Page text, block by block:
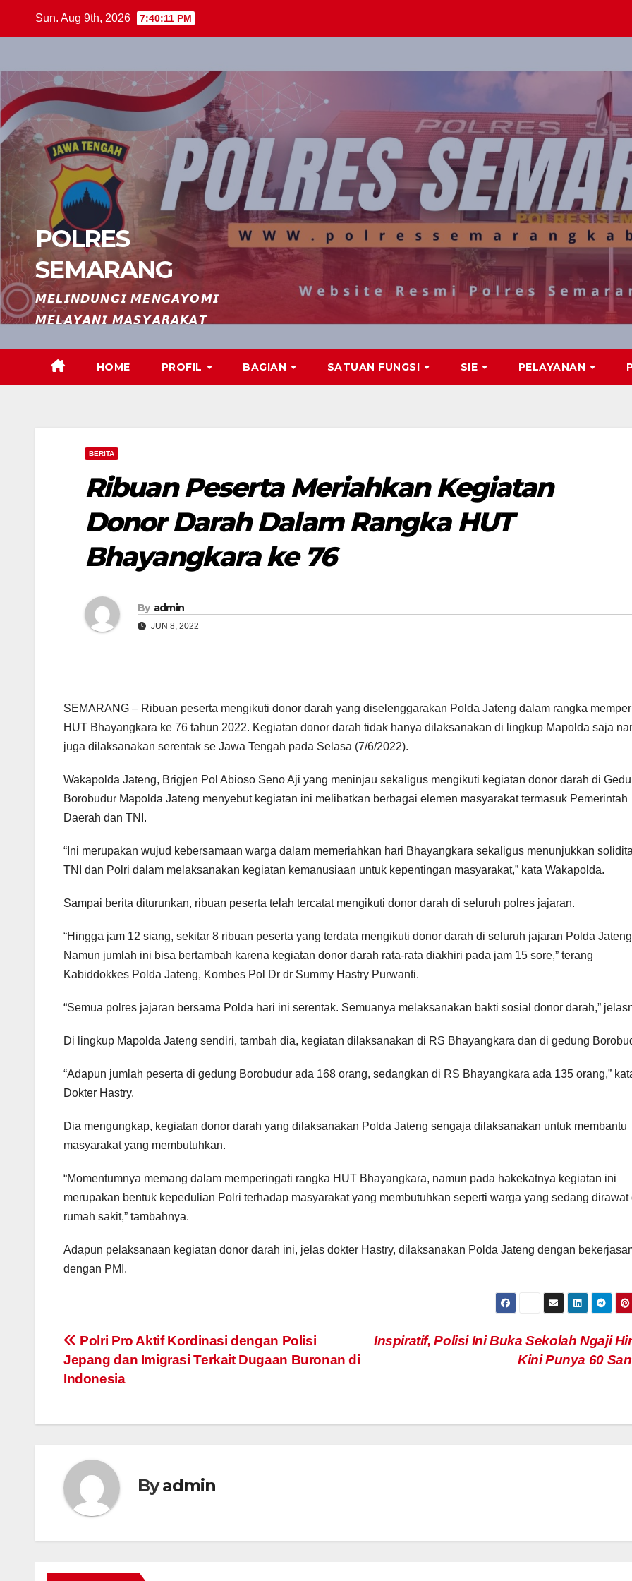
Sun. Aug 9th, 2026 7:40:12 PM
POLRES
SEMARANG
𝙈𝙀𝙇𝙄𝙉𝘿𝙐𝙉𝙂𝙄 𝙈𝙀𝙉𝙂𝘼𝙔𝙊𝙈𝙄
𝙈𝙀𝙇𝘼𝙔𝘼𝙉𝙄 𝙈𝘼𝙎𝙔𝘼𝙍𝘼𝙆𝘼𝙏
HOME PROFIL BAGIAN SATUAN FUNGSI SIE PELAYANAN
BERITA
Ribuan Peserta Meriahkan Kegiatan
Donor Darah Dalam Rangka HUT
Bhayangkara ke 76
By admin
JUN 8, 2022
SEMARANG – Ribuan peserta mengikuti donor darah yang diselenggarakan Polda Jateng dalam rangka
HUT Bhayangkara ke 76 tahun 2022. Kegiatan donor darah tidak hanya dilaksanakan di lingkup Mapolda saja
juga dilaksanakan serentak se Jawa Tengah pada Selasa (7/6/2022).
Wakapolda Jateng, Brigjen Pol Abioso Seno Aji yang meninjau sekaligus mengikuti kegiatan donor darah di
Borobudur Mapolda Jateng menyebut kegiatan ini melibatkan berbagai elemen masyarakat termasuk Pemerintah
Daerah dan TNI.
“Ini merupakan wujud kebersamaan warga dalam memeriahkan hari Bhayangkara sekaligus menunjukkan
TNI dan Polri dalam melaksanakan kegiatan kemanusiaan untuk kepentingan masyarakat,” kata Wakapolda.
Sampai berita diturunkan, ribuan peserta telah tercatat mengikuti donor darah di seluruh polres jajaran.
“Hingga jam 12 siang, sekitar 8 ribuan peserta yang terdata mengikuti donor darah di seluruh jajaran Polda
Namun jumlah ini bisa bertambah karena kegiatan donor darah rata-rata diakhiri pada jam 15 sore,” terang
Kabiddokkes Polda Jateng, Kombes Pol Dr dr Summy Hastry Purwanti.
“Semua polres jajaran bersama Polda hari ini serentak. Semuanya melaksanakan bakti sosial donor darah,”
Di lingkup Mapolda Jateng sendiri, tambah dia, kegiatan dilaksanakan di RS Bhayangkara dan di gedung
“Adapun jumlah peserta di gedung Borobudur ada 168 orang, sedangkan di RS Bhayangkara ada 135 orang,”
Dokter Hastry.
Dia mengungkap, kegiatan donor darah yang dilaksanakan Polda Jateng sengaja dilaksanakan untuk membantu
masyarakat yang membutuhkan.
“Momentumnya memang dalam memperingati rangka HUT Bhayangkara, namun pada hakekatnya kegiatan ini
merupakan bentuk kepedulian Polri terhadap masyarakat yang membutuhkan seperti warga yang sedang dirawat
rumah sakit,” tambahnya.
Adapun pelaksanaan kegiatan donor darah ini, jelas dokter Hastry, dilaksanakan Polda Jateng dengan
dengan PMI.
Post
navigation
Inspiratif, Polisi Ini Buka Sekolah Ngaji
Kini Punya 60
Polri Pro Aktif Kordinasi dengan Polisi
Jepang dan Imigrasi Terkait Dugaan Buronan di
Indonesia
Byadmin